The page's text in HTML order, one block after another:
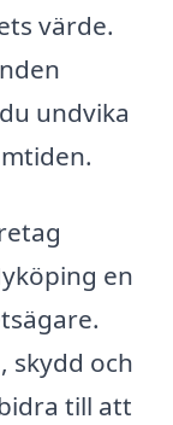
värde.
undvika
en
skydd och
till att